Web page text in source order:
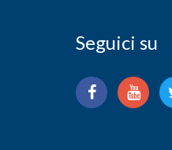
Seguici su